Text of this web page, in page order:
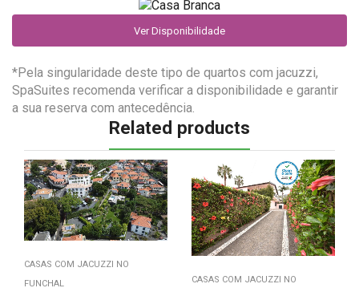
Ver Disponibilidade
*Pela singularidade deste tipo de quartos com jacuzzi,
SpaSuites recomenda verificar a disponibilidade e garantir
a sua reserva com antecedência.
Related products
CASAS COM JACUZZI NO
FUNCHAL
CASAS COM JACUZZI NO